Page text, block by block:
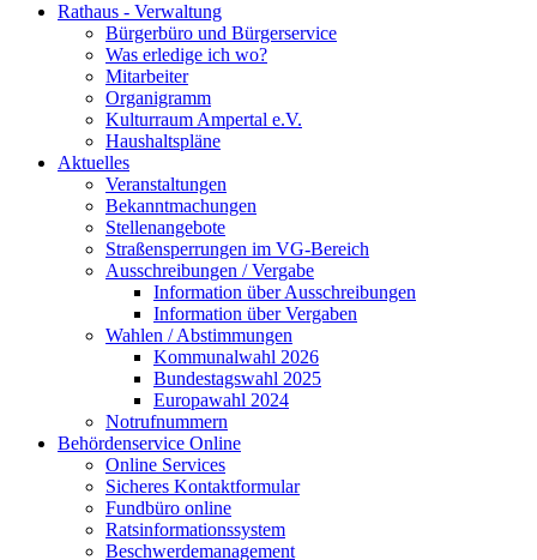
Rathaus - Verwaltung
Bürgerbüro und Bürgerservice
Was erledige ich wo?
Mitarbeiter
Organigramm
Kulturraum Ampertal e.V.
Haushaltspläne
Aktuelles
Veranstaltungen
Bekanntmachungen
Stellenangebote
Straßensperrungen im VG-Bereich
Ausschreibungen / Vergabe
Information über Ausschreibungen
Information über Vergaben
Wahlen / Abstimmungen
Kommunalwahl 2026
Bundestagswahl 2025
Europawahl 2024
Notrufnummern
Behördenservice Online
Online Services
Sicheres Kontaktformular
Fundbüro online
Ratsinformationssystem
Beschwerdemanagement